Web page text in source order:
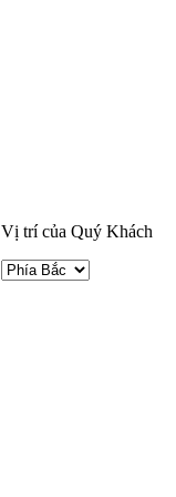
Vị trí của Quý Khách